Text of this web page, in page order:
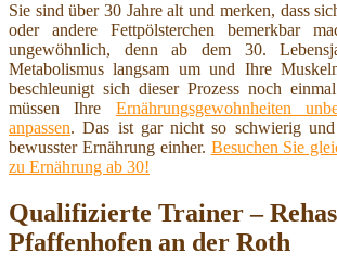
Sie sind über 30 Jahre alt und merken, dass
oder andere Fettpölsterchen bemerkbar
ungewöhnlich, denn ab dem 30.
Metabolismus langsam um und Ihre
beschleunigt sich dieser Prozess noch
müssen Ihre Ernährungsgewohnheiten
anpassen. Das ist gar nicht so schwierig
bewusster Ernährung einher. Besuchen Sie
zu Ernährung ab 30!
Qualifizierte Trainer –
Pfaffenhofen an der Roth